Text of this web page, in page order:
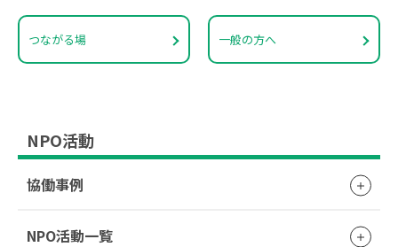
つながる場 一般の方へ
NPO活動
協働事例
NPO活動一覧